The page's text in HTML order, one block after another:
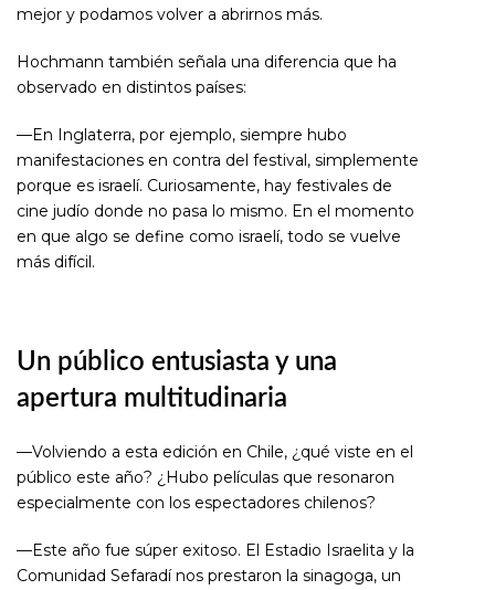
mejor y podamos volver a abrirnos más.
Hochmann también señala una diferencia que ha
observado en distintos países:
—En Inglaterra, por ejemplo, siempre hubo
manifestaciones en contra del festival, simplemente
porque es israelí. Curiosamente, hay festivales de
cine judío donde no pasa lo mismo. En el momento
en que algo se define como israelí, todo se vuelve
más difícil.
Un público entusiasta y una
apertura multitudinaria
—Volviendo a esta edición en Chile, ¿qué viste en el
público este año? ¿Hubo películas que resonaron
especialmente con los espectadores chilenos?
—Este año fue súper exitoso. El Estadio Israelita y la
Comunidad Sefaradí nos prestaron la sinagoga, un